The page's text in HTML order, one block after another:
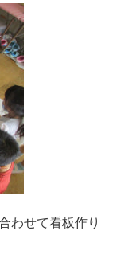
わせて看板作り